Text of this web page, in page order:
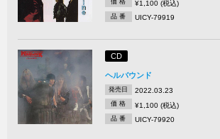
価 格 ¥1,100 (税込)
品 番 UICY-79919
CD
ヘルバウンド
発売日 2022.03.23
価 格 ¥1,100 (税込)
品 番 UICY-79920